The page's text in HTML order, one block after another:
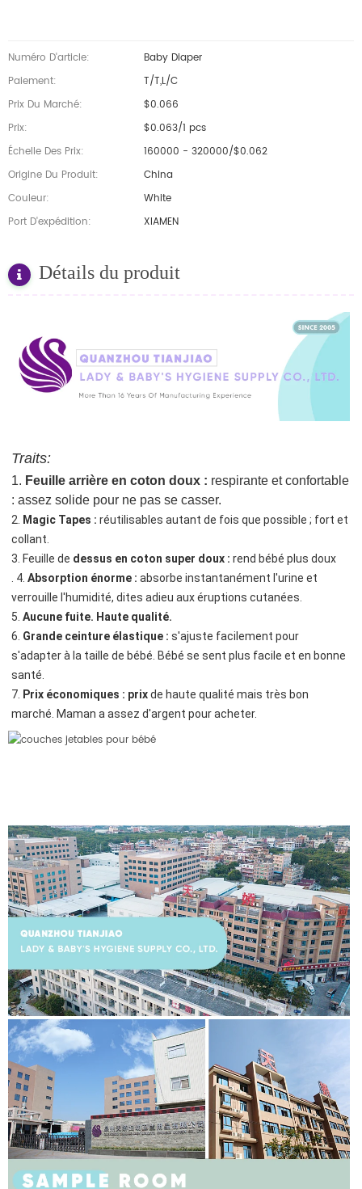
Numéro D'article:
Baby Diaper
Paiement:
T/T,L/C
Prix Du Marché:
$0.066
Prix:
$0.063/1 pcs
Échelle Des Prix:
160000 - 320000/$0.062
Origine Du Produit:
China
Couleur:
White
Port D'expédition:
XIAMEN
Détails du produit
Traits:
1. Feuille arrière en coton doux : respirante et confortable
: assez solide pour ne pas se casser.
2. Magic Tapes : réutilisables autant de fois que possible ; fort et
collant.
3. Feuille de dessus en coton super doux : rend bébé plus doux
. 4. Absorption énorme : absorbe instantanément l'urine et
verrouille l'humidité, dites adieu aux éruptions cutanées.
5. Aucune fuite. Haute qualité.
6. Grande ceinture élastique : s'ajuste facilement pour
s'adapter à la taille de bébé. Bébé se sent plus facile et en bonne
santé.
7. Prix économiques : prixde haute qualité mais très bon
marché. Maman a assez d'argent pour acheter.